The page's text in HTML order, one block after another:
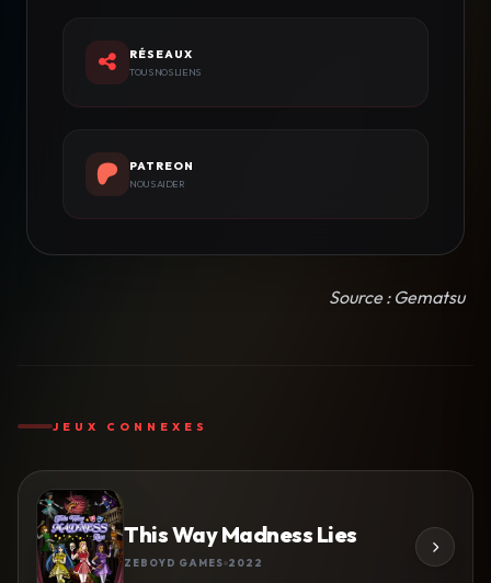
RÉSEAUX
TOUS NOS LIENS
PATREON
NOUS AIDER
Source : Gematsu
JEUX CONNEXES
This Way Madness Lies
ZEBOYD GAMES 2022